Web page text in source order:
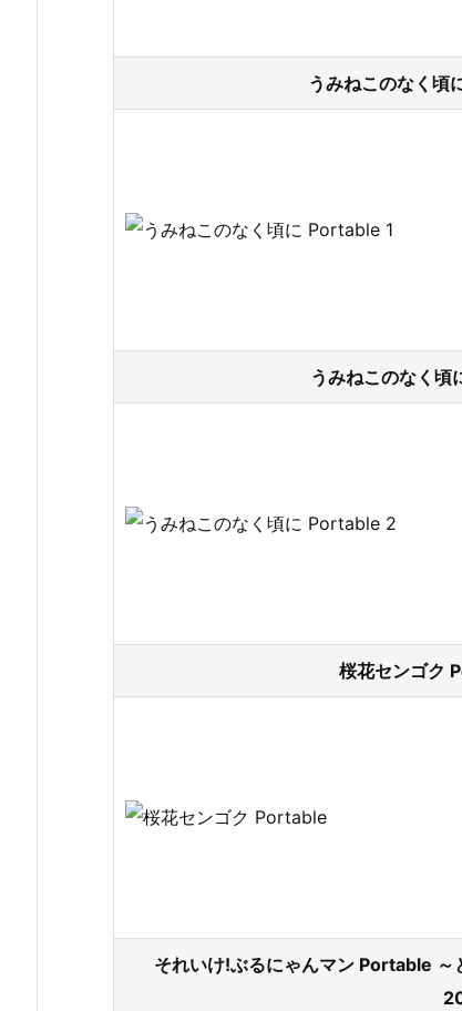
うみねこのなく
うみねこのなく
桜花センゴ
それいけ!ぶるにゃんマン Portable